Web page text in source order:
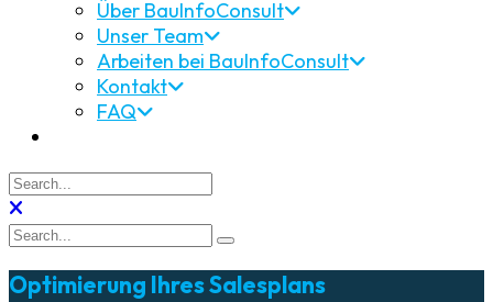
Über BauInfoConsult
Unser Team
Arbeiten bei BauInfoConsult
Kontakt
FAQ
Optimierung Ihres Salesplans